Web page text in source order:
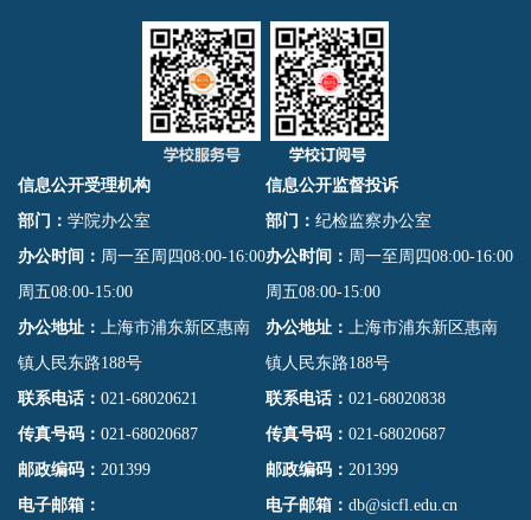
信息公开受理机构
部门： 学院办公室
办公时间： 周一至周四08:00-16:00
周五08:00-15:00
办公地址： 上海市浦东新区惠南
镇人民东路188号
联系电话： 021-68020621
传真号码： 021-68020687
邮政编码： 201399
电子邮箱：
信息公开监督投诉
部门： 纪检监察办公室
办公时间： 周一至周四08:00-16:00
周五08:00-15:00
办公地址： 上海市浦东新区惠南
镇人民东路188号
联系电话： 021-68020838
传真号码： 021-68020687
邮政编码： 201399
电子邮箱： db@sicfl.edu.cn